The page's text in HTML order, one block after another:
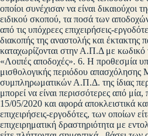
οποίοι συνέχισαν να είναι δικαιούχοι
ειδικού σκοπού, τα ποσά των
από τις υπόχρεες επιχειρήσεις-
διακοπής της αναστολής και έκτακτης
καταχωρίζονται στην Α.Π.Δ με
«Λοιπές αποδοχές». 6. Η προθεσμία
μισθολογικής περιόδου απασχόλησης
συμπληρωματικών Α.Π.Δ. της ίδιας
μπορεί να είναι περισσότερες από μία,
15/05/2020 και αφορά αποκλειστικά
επιχειρήσεις-εργοδότες, των οποίων
επιχειρηματική δραστηριότητα με